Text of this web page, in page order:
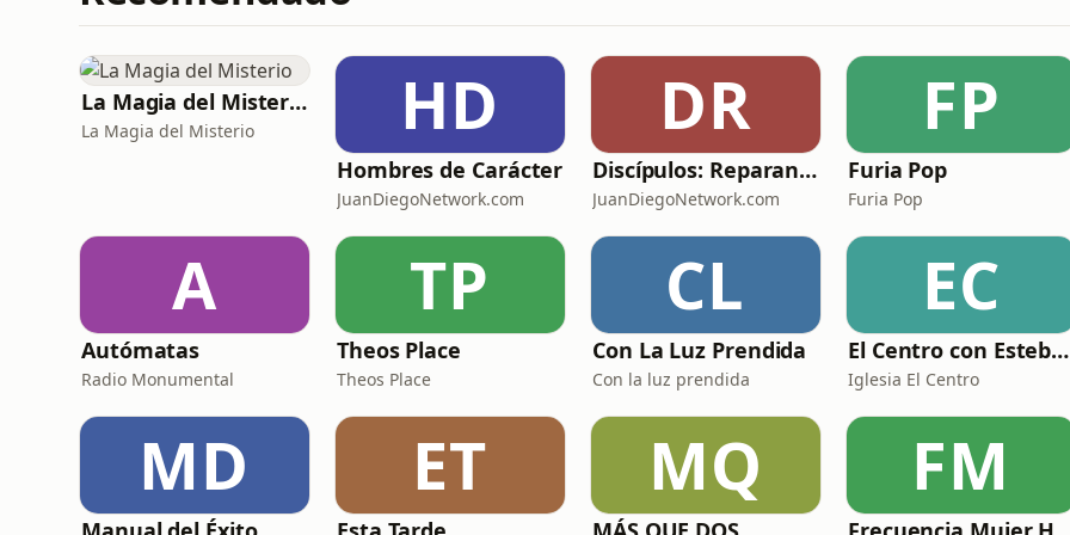
La Magia del Misterio
La Magia del Misterio HD
Hombres de Carácter
JuanDiegoNetwork.com
DR
Discípulos: Reparando las redes con Luis Diego Carranza
JuanDiegoNetwork.com
FP
Furia Pop
Furia Pop
A
Autómatas
Radio Monumental
TP
Theos Place
Theos Place
CL
Con La Luz Prendida
Con la luz prendida
EC
El Centro con Esteban Solís
Iglesia El Centro
MD ET MQ FM